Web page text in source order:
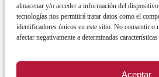
almacenar y/o acceder a información del
tecnologías nos permitirá tratar datos como el
identificadores únicos en este sitio. No consentir o
afectar negativamente a determinadas
Aceptar